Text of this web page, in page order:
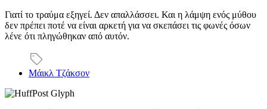
Γιατί το τραύμα εξηγεί. Δεν απαλλάσσει. Και η λάμψη ενός μύθου
δεν πρέπει ποτέ να είναι αρκετή για να σκεπάσει τις φωνές όσων
λένε ότι πληγώθηκαν από αυτόν.
Μάικλ Τζάκσον